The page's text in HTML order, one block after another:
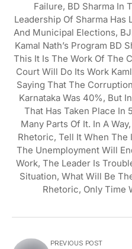
Failure, BD Sharma In
Leadership Of Sharma Has
And Municipal Elections,
Kamal Nath’s Program BD
This It Is The Work Of The
Court Will Do Its Work
Saying That The
Karnataka Was 40%, But
That Has Taken Place In
Many Parts Of It. In A
Rhetoric, Tell It When
The Unemployment Will
Work, The Leader Is
Situation, What Will Be
Rhetoric, Only Time
PREVIOUS POST